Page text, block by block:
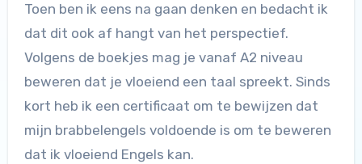
Toen ben ik eens na gaan denken en bedacht ik
dat dit ook af hangt van het perspectief.
Volgens de boekjes mag je vanaf A2 niveau
beweren dat je vloeiend een taal spreekt. Sinds
kort heb ik een certificaat om te bewijzen dat
mijn brabbelengels voldoende is om te beweren
dat ik vloeiend Engels kan.